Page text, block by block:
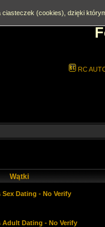
RC
Wątki
Dating - No Verify
Dating - No Verify
ciasteczek (cookies), dzięki